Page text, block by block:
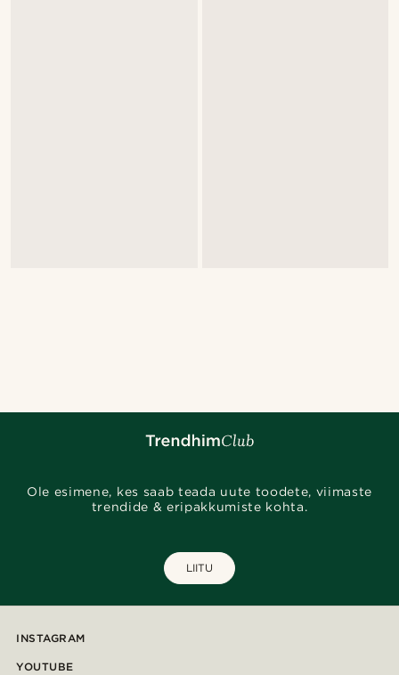
Ole esimene, kes saab teada uute toodete, viimaste
trendide & eripakkumiste kohta.
LIITU
INSTAGRAM
YOUTUBE